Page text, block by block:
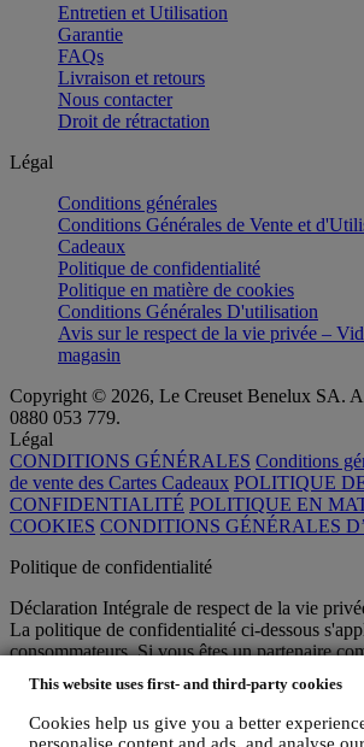
This website uses first- and third-party cookies
Cookies help us give you a better
Entretien et Utilisation
Garantie
FAQs
Livraison et retours
Nous contacter
Droit de rétractation
Légal
Conditions générales
Conditions Générales de Vente et
Cadeaux
Politique de confidentialité
Politique en matière de cookies
Conditions Générales D'utilisation
Avis sur le respect de la vie privée –
magasin
Copyright © 2026, Le Creuset Benelux SA.
0880 053 779.
Légal
CONDITIONS GÉNÉRALES Conditions
de vente des Cartes Cadeaux POLITIQUE
CONFIDENTIALITÉ POLITIQUE EN
COOKIES CONDITIONS GÉNÉRALES
Politique de confidentialité
Déclaration Intégrale de respect de la vie
La politique de confidentialité ci-dessous
consommateurs. Si vous êtes un partenaire
Nous nous engageons à respecter votre vie
données personnelles ! Nous serons toujours
question de savoir comment et pourquoi nous